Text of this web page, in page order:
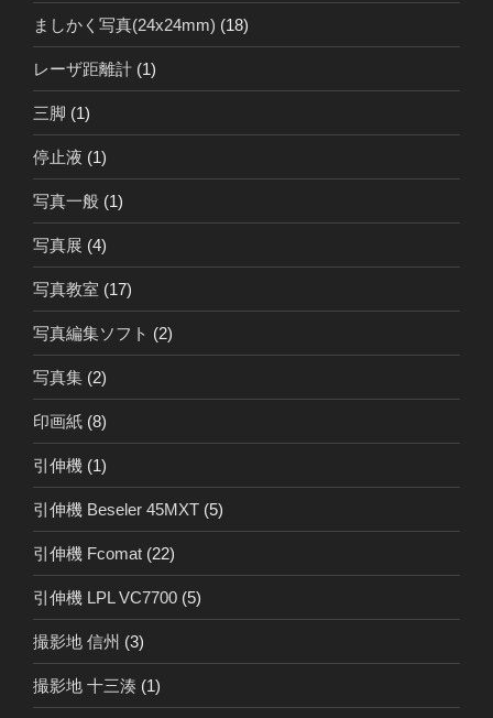
ましかく写真(24x24mm) (18)
レーザ距離計 (1)
三脚 (1)
停止液 (1)
写真一般 (1)
写真展 (4)
写真教室 (17)
写真編集ソフト (2)
写真集 (2)
印画紙 (8)
引伸機 (1)
引伸機 Beseler 45MXT (5)
引伸機 Fcomat (22)
引伸機 LPL VC7700 (5)
撮影地 信州 (3)
撮影地 十三湊 (1)